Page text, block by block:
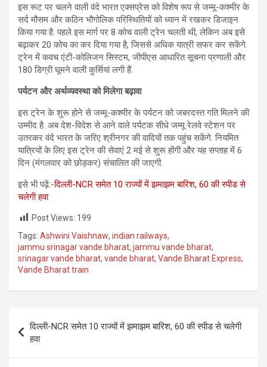
इस रूट पर चलने वाली वंदे भारत एक्सप्रेस को विशेष रूप से जम्मू-कश्मीर के
सर्द मौसम और कठिन भौगोलिक परिस्थितियों को ध्यान में रखकर डिजाइन
किया गया है. पहले इस मार्ग पर 8 कोच वाली ट्रेन चलती थी, लेकिन अब इसे
बढ़ाकर 20 कोच का कर दिया गया है, जिससे अधिक यात्री सफर कर सकेंगे.
ट्रेन में कवच एंटी-कोलिजन सिस्टम, जीपीएस आधारित सूचना प्रणाली और
180 डिग्री घूमने वाली कुर्सियां लगी हैं.
पर्यटन और अर्थव्यवस्था को मिलेगा बढ़ावा
इस ट्रेन के शुरू होने से जम्मू-कश्मीर के पर्यटन को जबरदस्त गति मिलने की
उम्मीद है. अब देश-विदेश से आने वाले पर्यटक सीधे जम्मू रेलवे स्टेशन पर
उतरकर वंदे भारत के जरिए श्रीनगर की वादियों तक पहुंच सकेंगे. नियमित
यात्रियों के लिए इस ट्रेन की सेवाएं 2 मई से शुरू होंगी और यह सप्ताह में 6
दिन (मंगलवार को छोड़कर) संचालित की जाएगी.
इसे भी पढ़ें:-दिल्ली-NCR समेत 10 राज्यों में झमाझम बारिश, 60 की स्पीड से
चलेगी हवा
Post Views: 199
Tags: Ashwini Vaishnaw, indian railways,
jammu srinagar vande bharat, jammu vande bharat,
srinagar vande bharat, vande bharat, Vande Bharat Express,
Vande Bharat train
Post
navigation
दिल्ली-NCR समेत 10 राज्यों में झमाझम बारिश, 60 की स्पीड से चलेगी
हवा